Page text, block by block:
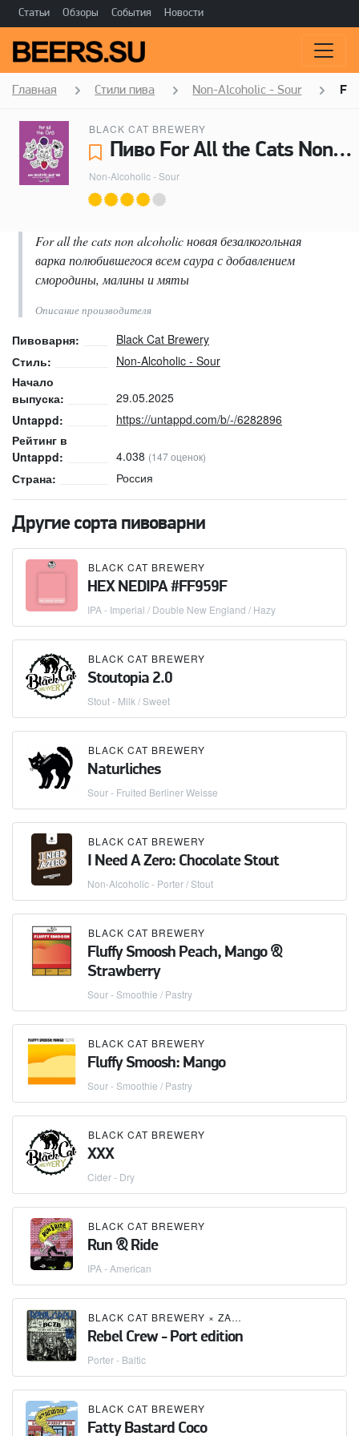
Статьи Обзоры События Новости
Главная Стили пива Non-Alcoholic - Sour
BLACK CAT BREWERY
Пиво For All the Cats Non Alcoholic - Black Cat Brewery
Non-Alcoholic - Sour
For all the cats non alcoholic новая безалкогольная
варка полюбившегося всем саура с добавлением
смородины, малины и мяты
Описание производителя
Пивоварня:
Black Cat Brewery
Стиль:
Non-Alcoholic - Sour
Начало
выпуска:
29.05.2025
Untappd:
https://untappd.com/b/-/6282896
Рейтинг в
Untappd:
4.038 (147 оценок)
Страна: Россия
Другие сорта пивоварни
BLACK CAT BREWERY
HEX NEDIPA #FF959F
IPA - Imperial / Double New England / Hazy
BLACK CAT BREWERY
Stoutopia 2.0
Stout - Milk / Sweet
BLACK CAT BREWERY
Naturliches
Sour - Fruited Berliner Weisse
BLACK CAT BREWERY
I Need A Zero: Chocolate Stout
Non-Alcoholic - Porter / Stout
BLACK CAT BREWERY
Fluffy Smoosh Peach, Mango &
Strawberry
Sour - Smoothie / Pastry
BLACK CAT BREWERY
Fluffy Smoosh: Mango
Sour - Smoothie / Pastry
BLACK CAT BREWERY
XXX
Cider - Dry
BLACK CAT BREWERY
Run & Ride
IPA - American
BLACK CAT BREWERY × ZAGOVOR BREWERY
Rebel Crew - Port edition
Porter - Baltic
BLACK CAT BREWERY
Fatty Bastard Coco